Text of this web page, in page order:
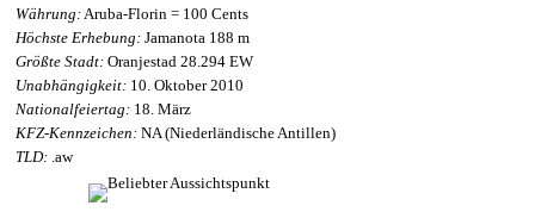
Währung: Aruba-Florin = 100 Cents
Höchste Erhebung: Jamanota 188 m
Größte Stadt: Oranjestad 28.294 EW
Unabhängigkeit: 10. Oktober 2010
Nationalfeiertag: 18. März
KFZ-Kennzeichen: NA (Niederländische Antillen)
TLD: .aw